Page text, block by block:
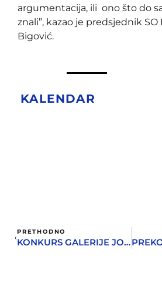
argumentacija, ili ono što do
znali”, kazao je predsjednik SO
Bigović.
KALENDAR
PRETHODNO
KONKURS GALERIJE JOSIP BEPO BENKOVIĆ ZA IZLAGAČKU SEZONU 2018.